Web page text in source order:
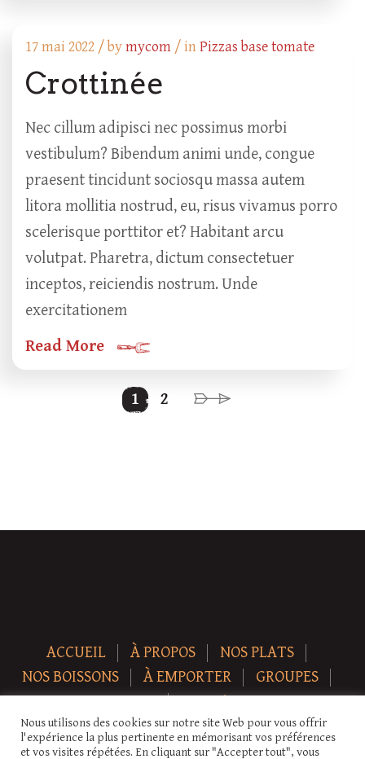
17 mai 2022 /bymycom / inPizzas base tomate
Crottinée
Nec cillum adipisci nec possimus morbi
vestibulum? Bibendum animi unde, congue
praesent tincidunt sociosqu massa autem
litora mollitia nostrud, eu, risus vivamus porro
scelerisque porttitor et? Habitant arcu
volutpat. Pharetra, dictum consectetuer
inceptos, reiciendis nostrum. Unde
exercitationem
Read More
1 2
ACCUEIL À PROPOS
NOS PLATS
NOS BOISSONS
À EMPORTER
GROUPES
NEWS
CONTACT
Copyright © 2026 Auberge-ecurie. Tous droits réservés.
Nous utilisons des cookies sur notre site Web pour vous offrir
l'expérience la plus pertinente en mémorisant vos préférences
et vos visites répétées. En cliquant sur "Accepter tout", vous